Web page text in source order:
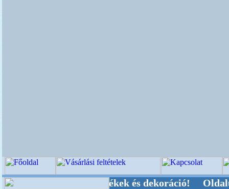
kellékek és dekoráció! Oldalunkat